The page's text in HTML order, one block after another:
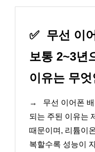
✅ 무선 이
보통 2~3년
이유는 무
→
무선 이어폰
되는 주된 이유는
때문이며, 리튬이
복할수록 성능이